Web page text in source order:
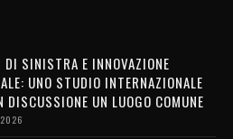
DI SINISTRA E INNOVAZIONE
UNO STUDIO INTERNAZIONALE
DISCUSSIONE UN LUOGO COMUNE